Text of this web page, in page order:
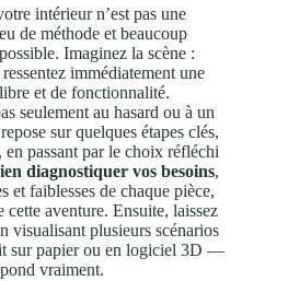
intérieur n’est pas une
de méthode et beaucoup
Imaginez la scène :
immédiatement une
et de fonctionnalité.
seulement au hasard ou à un
sur quelques étapes clés,
passant par le choix réfléchi
diagnostiquer vos besoins,
et faiblesses de chaque pièce,
aventure. Ensuite, laissez
visualisant plusieurs scénarios
sur papier ou en logiciel 3D —
vraiment.